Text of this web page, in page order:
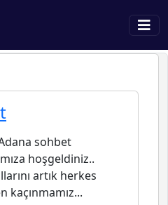
sohbet
hoşgeldiniz..
artık herkes
kaçınmamız...